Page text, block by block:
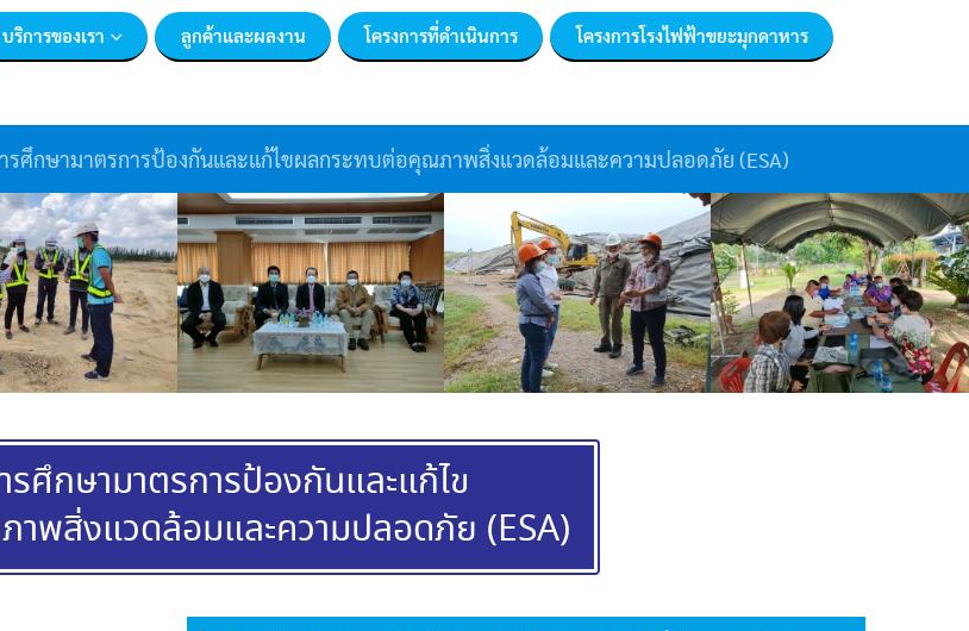
บริการของเรา ลูกค้าและผลงาน โครงการที่ดำเนินการ โครงการโรงไฟฟ้าขยะมุกดาหาร
รศึกษามาตรการป้องกันและแก้ไขผลกระทบต่อคุณภาพสิ่งแวดล้อมและความปลอดภัย (ESA)
รศึกษามาตรการป้องกันและแก้ไข
พสิ่งแวดล้อมและความปลอดภัย (ESA)